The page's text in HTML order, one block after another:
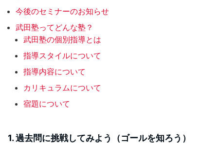
今後のセミナーのお知らせ
武田塾ってどんな塾？
武田塾の個別指導とは
指導スタイルについて
指導内容について
カリキュラムについて
宿題について
1. 過去問に挑戦してみよう（ゴールを知ろう）